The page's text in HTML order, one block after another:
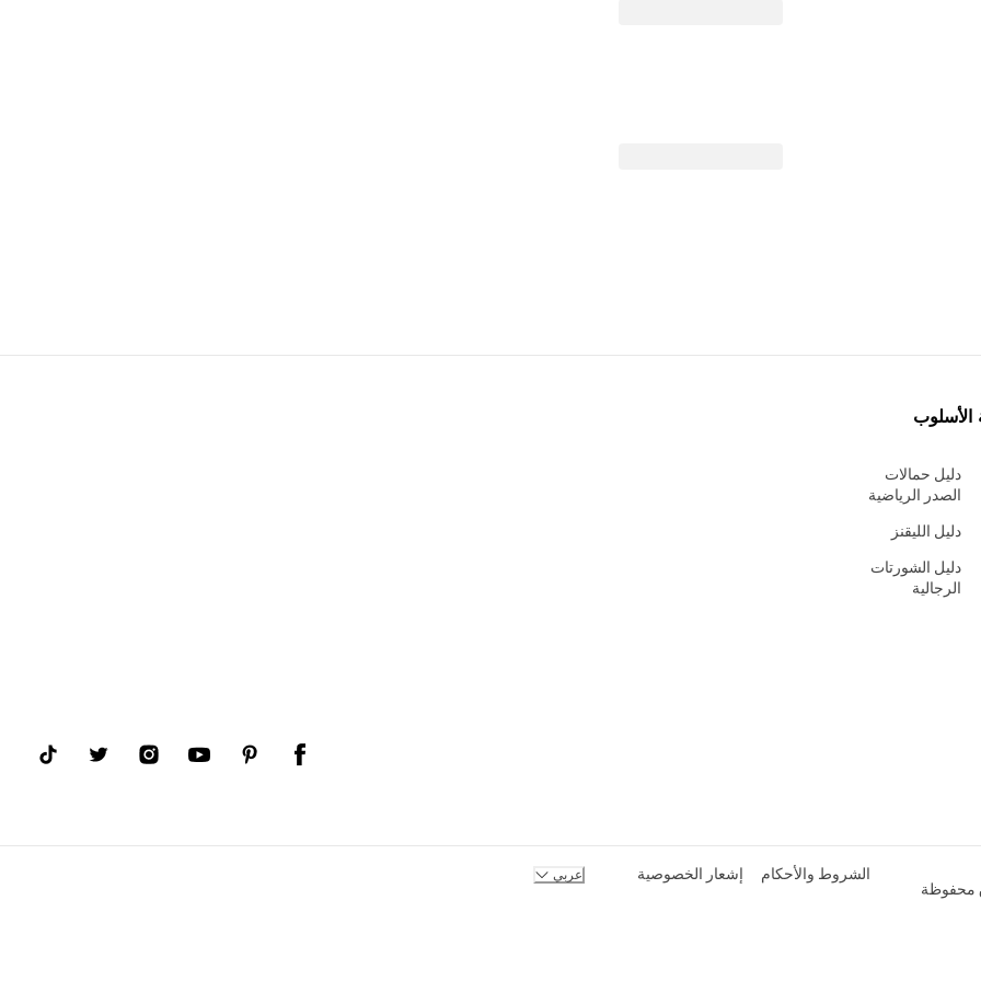
الأسلوب
دليل حمالات
الصدر الرياضية
دليل الليقنز
دليل الشورتات
الرجالية
الشروط والأحكام إشعار الخصوصية عربي